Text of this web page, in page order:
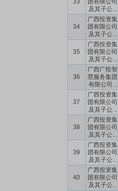
33
团有限公司
及其子公...
34
广西投资集
团有限公司
及其子公...
35
广西投资集
团有限公司
及其子公...
36
广西广投智
慧服务集团
有限公司...
37
广西投资集
团有限公司
及其子公...
38
广西投资集
团有限公司
及其子公...
39
广西投资集
团有限公司
及其子公...
40
广西投资集
团有限公司
及其子公...